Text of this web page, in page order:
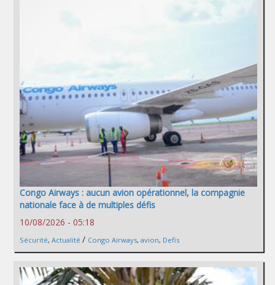
Congo Airways : aucun avion opérationnel, la compagnie
nationale face à de multiples défis
10/08/2026 - 05:18
Sécurité, Actualité / Congo Airways, avion, Defis